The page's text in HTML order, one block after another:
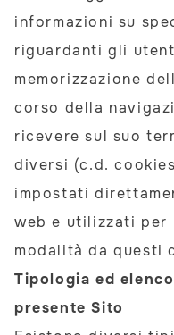
informazioni su
riguardanti gli
memorizzazione
corso della
ricevere sul suo
diversi (c.d.
impostati
web e utilizzati per
modalità da questi
Tipologia ed
presente Sito